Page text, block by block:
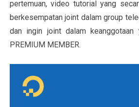
pertemuan, video tutorial yang
berkesempatan joint dalam group
dan ingin joint dalam
PREMIUM MEMBER.